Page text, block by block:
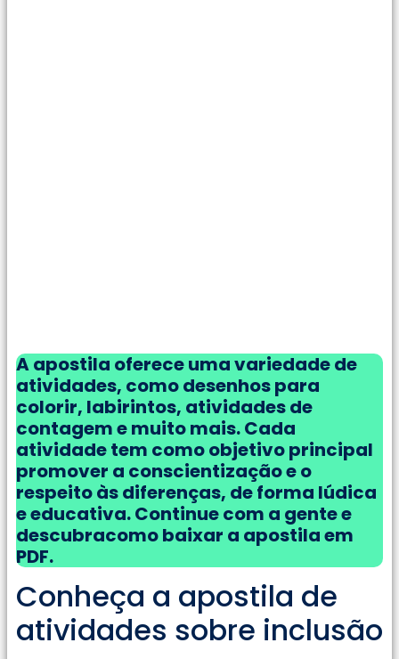
A apostila oferece uma variedade de
atividades, como desenhos para
colorir, labirintos, atividades de
contagem e muito mais. Cada
atividade tem como objetivo principal
promover a conscientização e o
respeito às diferenças, de forma lúdica
e educativa. Continue com a gente e
descubracomo baixar a apostila em
PDF.
Conheça a apostila de
atividades sobre inclusão